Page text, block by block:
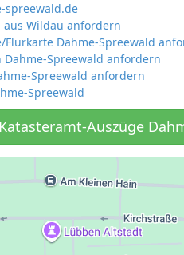
spreewald.de
Wildau anfordern
Flurkarte Dahme-Spreewald
Dahme-Spreewald anfordern
Spreewald anfordern
Spreewald
Katasteramt-Auszüge